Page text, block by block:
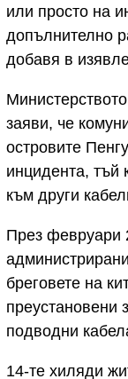
или просто на
допълнително
добавя в
заяви, че
островите
инцидента, тъй
към други
През февруари
бреговете на
преустановени
подводни
14-те хиляди